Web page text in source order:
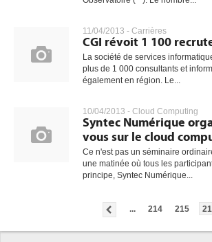
11/04/2013 - Carrières
CGI révoit 1 100
La société de services
plus de 1 000 consultants et
également en région. Le...
10/04/2013 - Cloud Computing
Syntec Numérique
vous sur le cloud
Ce n'est pas un séminaire
une matinée où tous les
principe, Syntec Numérique...
... 214 215